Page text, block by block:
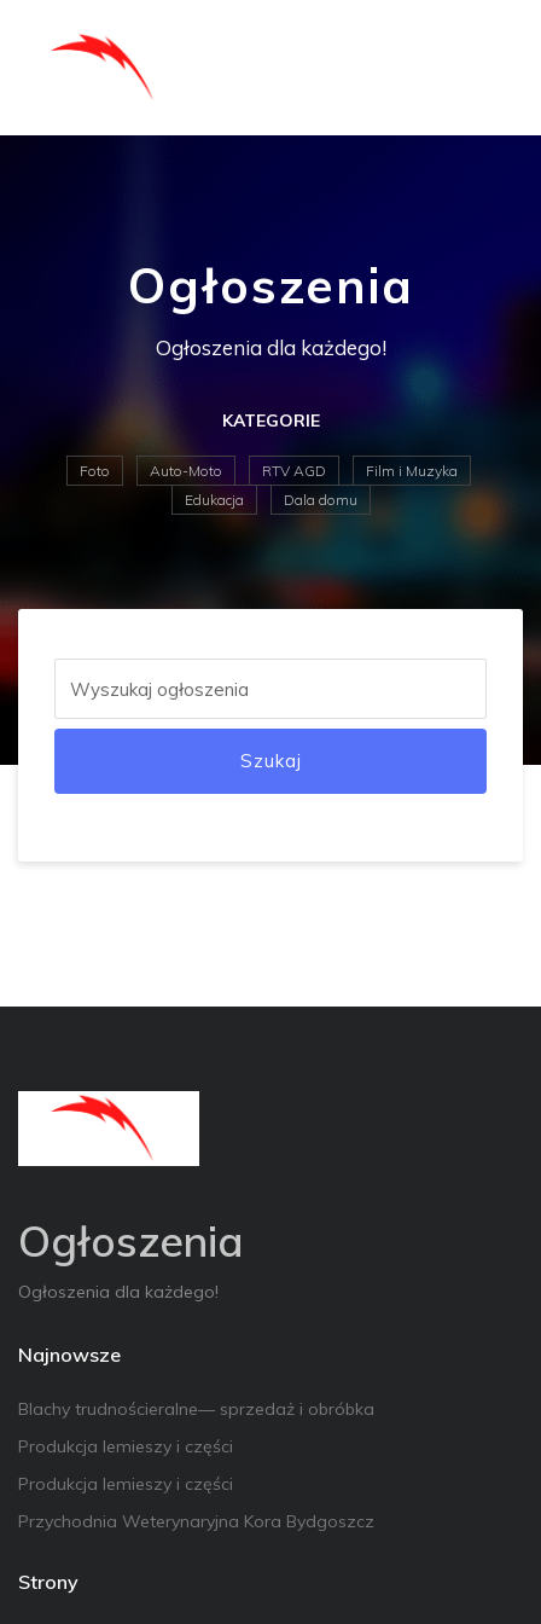
Ogłoszenia
Ogłoszenia dla każdego!
KATEGORIE
Foto Auto-Moto RTV AGD
Film i Muzyka
Edukacja
Dala domu
Szukaj
Ogłoszenia
Ogłoszenia dla każdego!
Najnowsze
Blachy trudnościeralne— sprzedaż i obróbka
Produkcja lemieszy i części
Produkcja lemieszy i części
Przychodnia Weterynaryjna Kora Bydgoszcz
Strony